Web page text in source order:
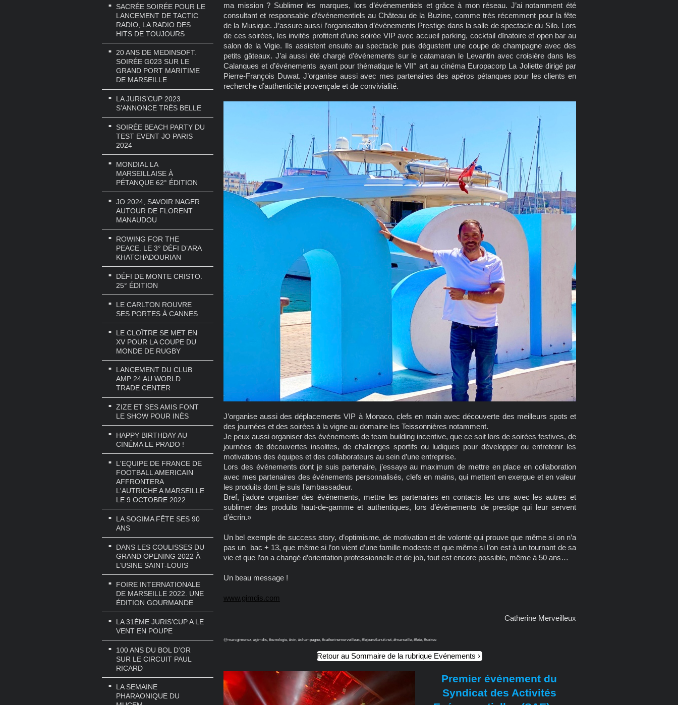
SACRÉE SOIRÉE POUR LE
LANCEMENT DE TACTIC
RADIO, LA RADIO DES
HITS DE TOUJOURS
20 ANS DE MEDINSOFT.
SOIRÉE G023 SUR LE
GRAND PORT MARITIME
DE MARSEILLE
LA JURIS’CUP 2023
S’ANNONCE TRÈS BELLE
SOIRÉE BEACH PARTY DU
TEST EVENT JO PARIS
2024
MONDIAL LA
MARSEILLAISE À
PÉTANQUE 62° ÉDITION
JO 2024, SAVOIR NAGER
AUTOUR DE FLORENT
MANAUDOU
ROWING FOR THE
PEACE. LE 3° DÉFI D’ARA
KHATCHADOURIAN
DÉFI DE MONTE CRISTO.
25° ÉDITION
LE CARLTON ROUVRE
SES PORTES À CANNES
LE CLOÎTRE SE MET EN
XV POUR LA COUPE DU
MONDE DE RUGBY
LANCEMENT DU CLUB
AMP 24 AU WORLD
TRADE CENTER
ZIZE ET SES AMIS FONT
LE SHOW POUR INÈS
HAPPY BIRTHDAY AU
CINÉMA LE PRADO !
L'EQUIPE DE FRANCE DE
FOOTBALL AMERICAIN
AFFRONTERA
L'AUTRICHE A MARSEILLE
LE 9 OCTOBRE 2022
LA SOGIMA FÊTE SES 90
ANS
DANS LES COULISSES DU
GRAND OPENING 2022 À
L’USINE SAINT-LOUIS
FOIRE INTERNATIONALE
DE MARSEILLE 2022. UNE
ÉDITION GOURMANDE
LA 31ÈME JURIS’CUP A LE
VENT EN POUPE
100 ANS DU BOL D’OR
SUR LE CIRCUIT PAUL
RICARD
LA SEMAINE
PHARAONIQUE DU
ma mission ? Sublimer les marques, lors d’événementiels et grâce à mon réseau. J’ai notamment été
consultant et responsable d’événementiels au Château de la Buzine, comme très récemment pour la fête
de la Musique. J’assure aussi l’organisation d’événements Prestige dans la salle de spectacle du Silo. Lors
de ces soirées, les invités profitent d’une soirée VIP avec accueil parking, cocktail dînatoire et open bar au
salon de la Vigie. Ils assistent ensuite au spectacle puis dégustent une coupe de champagne avec des
petits gâteaux. J’ai aussi été chargé d’événements sur le catamaran le Levantin avec croisière dans les
Calanques et d’événements ayant pour thématique le VII° art au cinéma Europacorp La Joliette dirigé par
Pierre-François Duwat. J’organise aussi avec mes partenaires des apéros pétanques pour les clients en
recherche d’authenticité provençale et de convivialité.
J’organise aussi des déplacements VIP à Monaco, clefs en main avec découverte des meilleurs spots et
des journées et des soirées à la vigne au domaine les Teissonnières notamment.
Je peux aussi organiser des événements de team building incentive, que ce soit lors de soirées festives, de
journées de découvertes insolites, de challenges sportifs ou ludiques pour développer ou entretenir les
motivations des équipes et des collaborateurs au sein d’une entreprise.
Lors des événements dont je suis partenaire, j’essaye au maximum de mettre en place en collaboration
avec mes partenaires des événements personnalisés, clefs en mains, qui mettent en exergue et en valeur
les produits dont je suis l’ambassadeur.
Bref, j’adore organiser des événements, mettre les partenaires en contacts les uns avec les autres et
sublimer des produits haut-de-gamme et authentiques, lors d’événements de prestige qui leur servent
d’écrin.»
Un bel exemple de success story, d’optimisme, de motivation et de volonté qui prouve que même si on n’a
pas un bac + 13, que même si l’on vient d’une famille modeste et que même si l’on est à un tournant de sa
vie et que l’on a changé d’orientation professionnelle et de job, tout est encore possible, même à 50 ans…
Un beau message !
www.gimdis.com
Catherine Merveilleux
@marcgimenez, #gimdis, #œnologie, #vin, #champagne, #catherinemerveilleux, #lejouretlanuit.net, #marseille, #fete, #soiree
Retour au Sommaire de la rubrique Evénements
Premier événement du
Syndicat des Activités